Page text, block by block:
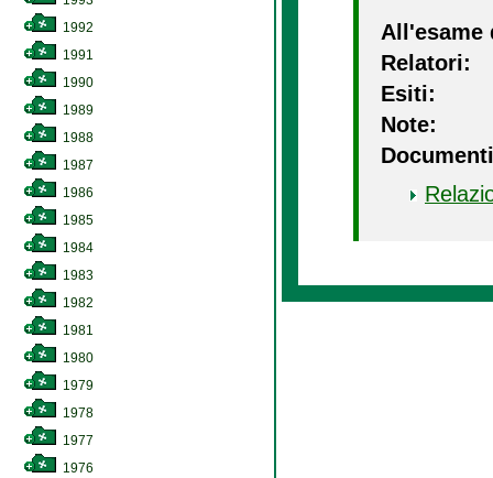
1992
1991
1990
1989
1988
1987
1986
1985
1984
1983
1982
1981
1980
1979
1978
1977
1976
All'esame
Relatori:
Esiti:
Note: